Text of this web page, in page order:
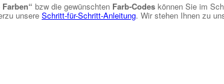
bzw die gewünschten Farb-Codes können Sie im
unsere Schritt-für-Schritt-Anleitung. Wir stehen Ihnen zu